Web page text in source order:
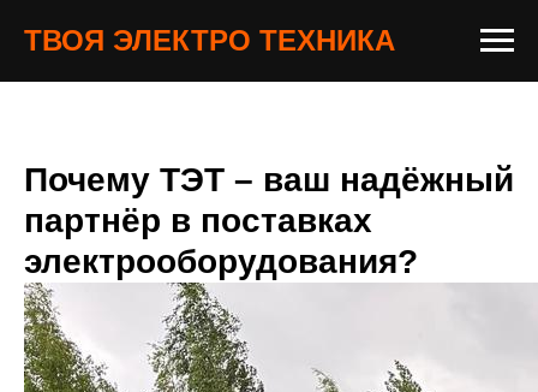
ТВОЯ ЭЛЕКТРО ТЕХНИКА
Почему ТЭТ – ваш надёжный
партнёр в поставках
электрооборудования?